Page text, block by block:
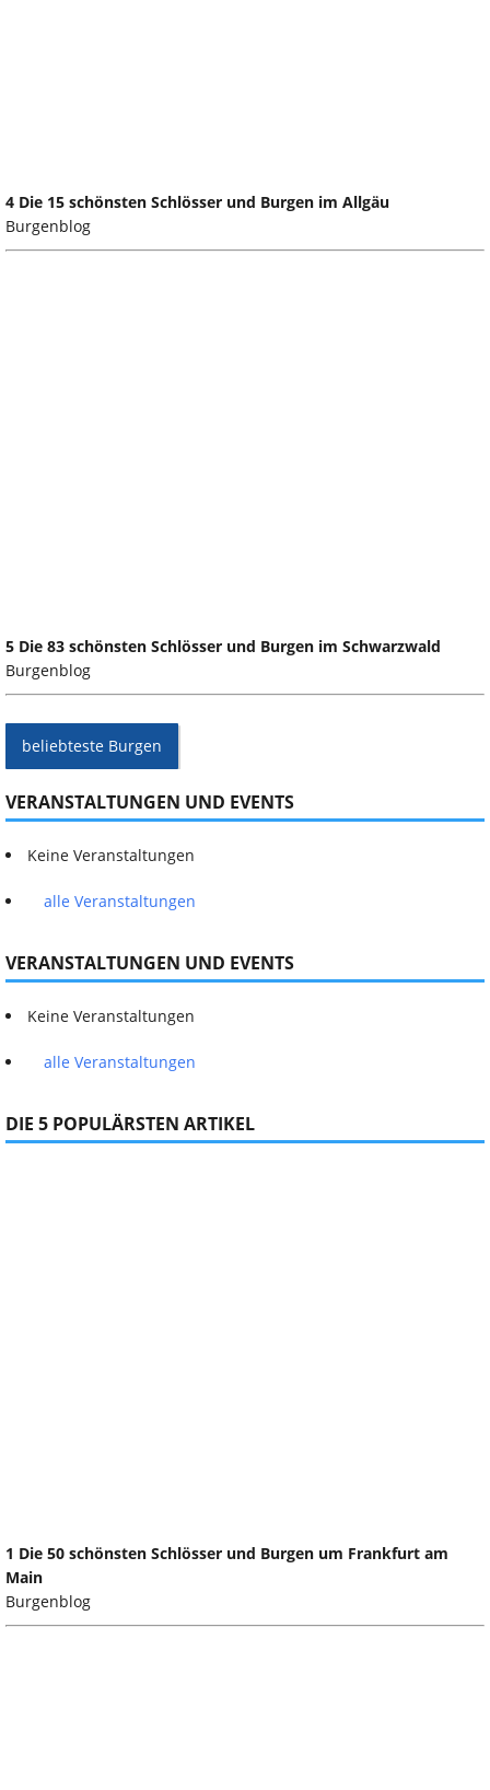
4 Die 15 schönsten Schlösser und Burgen im Allgäu
Burgenblog
5 Die 83 schönsten Schlösser und Burgen im Schwarzwald
Burgenblog
beliebteste Burgen
VERANSTALTUNGEN UND EVENTS
Keine Veranstaltungen
alle Veranstaltungen
VERANSTALTUNGEN UND EVENTS
Keine Veranstaltungen
alle Veranstaltungen
DIE 5 POPULÄRSTEN ARTIKEL
1 Die 50 schönsten Schlösser und Burgen um Frankfurt am
Main
Burgenblog